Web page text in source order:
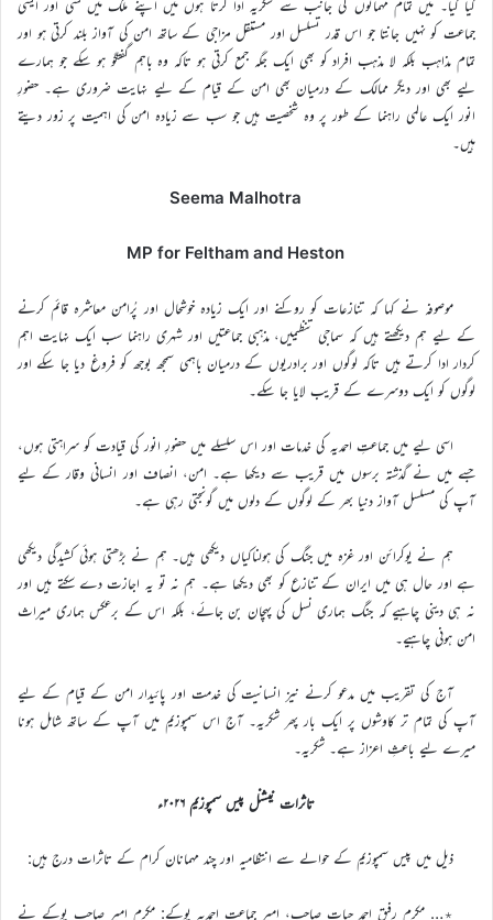
کیا گیا۔ میں تمام مہمانوں کی جانب سے شکریہ ادا کرتا ہوں میں اپنے ملک میں کسی اَور ایسی
جماعت کو نہیں جانتا جو اس قدر تسلسل اور مستقل مزاجی کے ساتھ امن کی آواز بلند کرتی ہو اور
تمام مذاہب بلکہ لا مذہب افراد کو بھی ایک جگہ جمع کرتی ہو تاکہ وہ باہم گفتگو ہو سکے جو ہمارے
لیے بھی اور دیگر ممالک کے درمیان بھی امن کے قیام کے لیے نہایت ضروری ہے۔ حضورِ
انور ایک عالمی راہنما کے طور پر وہ شخصیت ہیں جو سب سے زیادہ امن کی اہمیت پر زور دیتے
ہیں۔
Seema Malhotra
MP for Feltham and Heston
موصوفہ نے کہا کہ تنازعات کو روکنے اور ایک زیادہ خوشحال اور پُرامن معاشرہ قائم کرنے
کے لیے ہم دیکھتے ہیں کہ سماجی تنظیمیں، مذہبی جماعتیں اور شہری راہنما سب ایک نہایت اہم
کردار ادا کرتے ہیں تاکہ لوگوں اور برادریوں کے درمیان باہمی سمجھ بوجھ کو فروغ دیا جا سکے اور
لوگوں کو ایک دوسرے کے قریب لایا جا سکے۔
اسی لیے میں جماعتِ احمدیہ کی خدمات اور اس سلسلے میں حضورِ انور کی قیادت کو سراہتی ہوں،
جسے میں نے گذشتہ برسوں میں قریب سے دیکھا ہے۔ امن، انصاف اور انسانی وقار کے لیے
آپ کی مسلسل آواز دنیا بھر کے لوگوں کے دلوں میں گونجتی رہی ہے۔
ہم نے یوکرائن اور غزہ میں جنگ کی ہولناکیاں دیکھی ہیں۔ ہم نے بڑھتی ہوئی کشیدگی دیکھی
ہے اور حال ہی میں ایران کے تنازع کو بھی دیکھا ہے۔ ہم نہ تو یہ اجازت دے سکتے ہیں اور
نہ ہی دینی چاہیے کہ جنگ ہماری نسل کی پہچان بن جائے، بلکہ اس کے برعکس ہماری میراث
امن ہونی چاہیے۔
آج کی تقریب میں مدعو کرنے نیز انسانیت کی خدمت اور پائیدار امن کے قیام کے لیے
آپ کی تمام تر کاوشوں پر ایک بار پھر شکریہ۔ آج اس سمپوزیم میں آپ کے ساتھ شامل ہونا
میرے لیے باعثِ اعزاز ہے۔ شکریہ۔
تاثرات نیشنل پیس سمپوزیم ۲۰۲۶ء
ذیل میں پیس سمپوزیم کے حوالے سے انتظامیہ اور چند مہمانان کرام کے تاثرات درج ہیں:
٭… مکرم رفیق احمد حیات صاحب، امیر جماعت احمدیہ یوکے: مکرم امیر صاحب یوکے نے